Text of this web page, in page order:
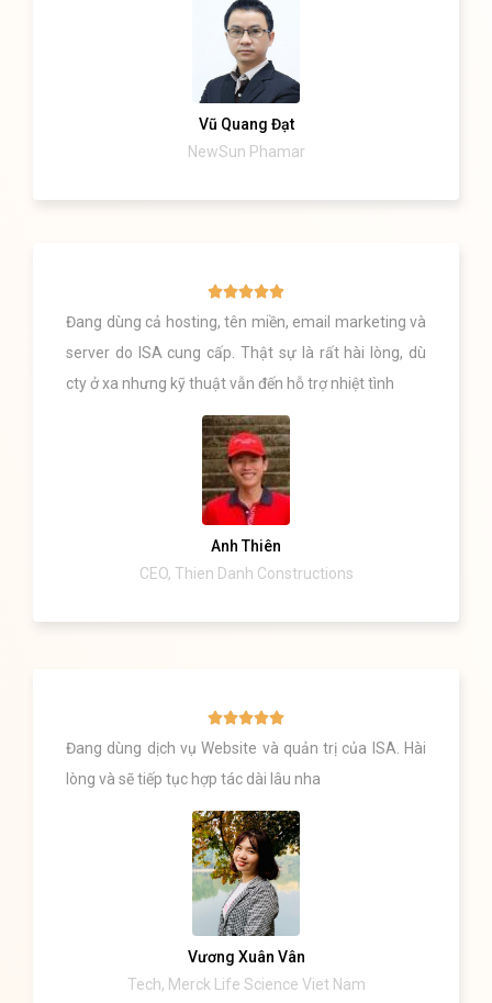
Vũ Quang Đạt
NewSun Phamar

Đang dùng cả hosting, tên miền, email marketing và
server do ISA cung cấp. Thật sự là rất hài lòng, dù
cty ở xa nhưng kỹ thuật vẫn đến hỗ trợ nhiệt tình
Anh Thiên
CEO, Thien Danh Constructions

Đang dùng dịch vụ Website và quản trị của ISA. Hài
lòng và sẽ tiếp tục hợp tác dài lâu nha
Vương Xuân Vân
Tech, Merck Life Science Viet Nam